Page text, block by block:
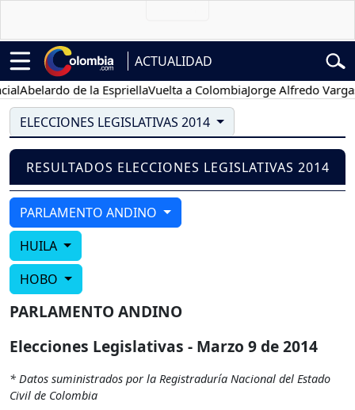
ACTUALIDAD
Abelardo de la EspriellaVuelta a ColombiaJorge Alfredo Vargas
ELECCIONES LEGISLATIVAS 2014
RESULTADOS ELECCIONES LEGISLATIVAS 2014
PARLAMENTO ANDINO
HUILA
HOBO
PARLAMENTO ANDINO
Elecciones Legislativas - Marzo 9 de 2014
* Datos suministrados por la Registraduría Nacional del Estado
Civil de Colombia